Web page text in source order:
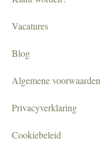
Vacatures
Blog
Algemene voorwaarden
Privacyverklaring
Cookiebeleid